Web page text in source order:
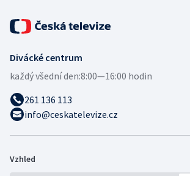
Divácké centrum
každý všední den:8:00—16:00 hodin
261 136 113
info@ceskatelevize.cz
Vzhled